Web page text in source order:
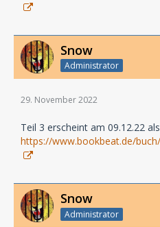
Snow
Administrator
29. November 2022
Teil 3 erscheint am 09.12.22
https://www.bookbeat.de/
Snow
Administrator